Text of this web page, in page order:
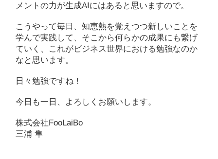
メントの力が生成AIにはあると思いますので。
こうやって毎日、知恵熱を覚えつつ新しいことを
学んで実践して、そこから何らかの成果にも繋げ
ていく、これがビジネス世界における勉強なのか
なと思います。
日々勉強ですね！
今日も一日、よろしくお願いします。
株式会社FooLaiBo
三浦 隼